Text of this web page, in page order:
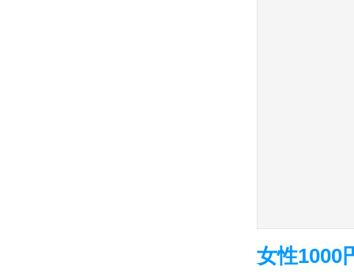
女性1000